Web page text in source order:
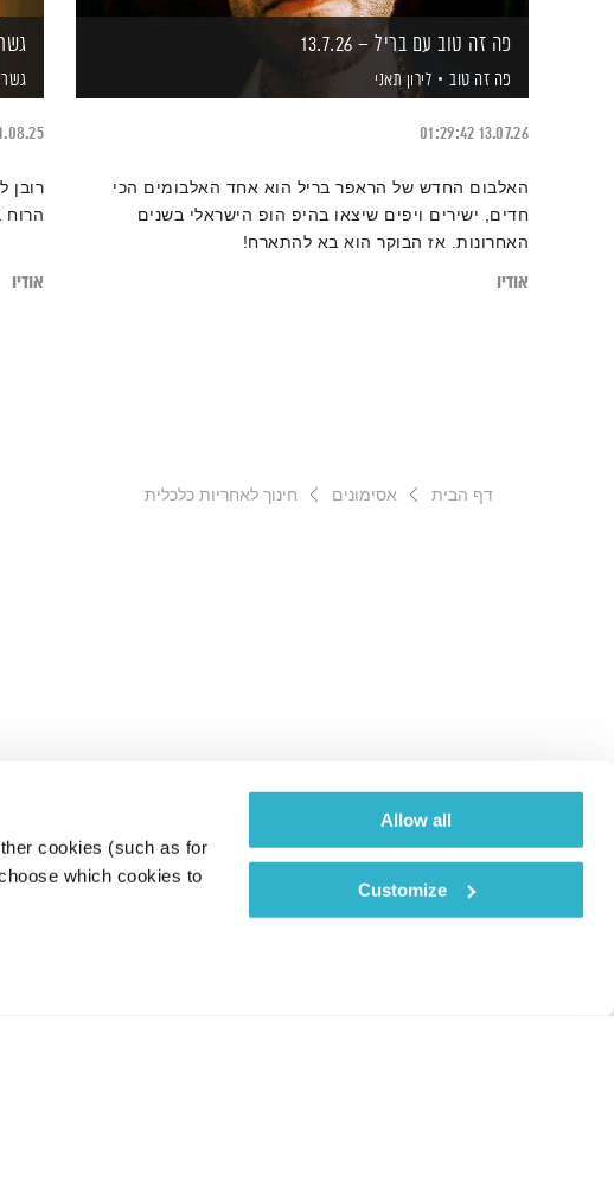
cookies (such as for
which cookies to
Allow all
Customize
פה זה טוב עם בריל – 13.7.26
פה זה טוב לירון תאני
13.07.26
01:29:42
האלבום החדש של הראפר בריל הוא אחד האלבומים הכי
חדים, ישירים ויפים שיצאו בהיפ הופ הישראלי בשנים
האחרונות. אז הבוקר הוא בא להתארח!
אודיו
גשרים
רובן
הרוח
אודיו
דף הבית אסימונים חינוך לאחריות כלכלית